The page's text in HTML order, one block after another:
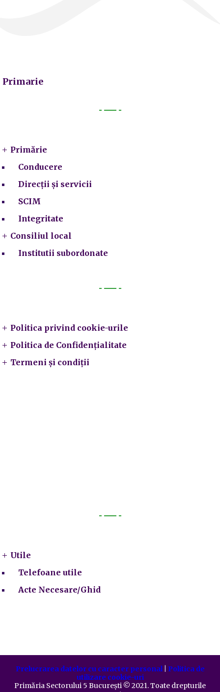
Primarie
Primărie
Conducere
Direcții și servicii
SCIM
Integritate
Consiliul local
Institutii subordonate
Politica privind cookie-urile
Politica de Confidențialitate
Termeni și condiții
Utile
Telefoane utile
Acte Necesare/Ghid
Prelucrarea datelor cu caracter personal| Politica de
utilizare cookie-uri
Primăria Sectorului 5 București ©️ 2021. Toate drepturile